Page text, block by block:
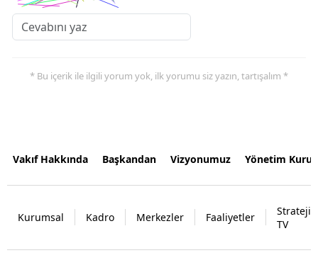
* Bu içerik ile ilgili yorum yok, ilk yorumu siz yazın, tartışalım *
Vakıf Hakkında Başkandan Vizyonumuz Yönetim
Kurumsal Kadro Merkezler Faaliyetler
Strateji
TV